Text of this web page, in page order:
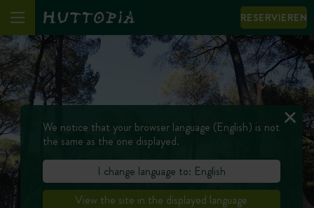
RESERVIEREN
We notice that your browser language (English) is not
the same as the one displayed.
I change language to: English
View the site in the displayed language